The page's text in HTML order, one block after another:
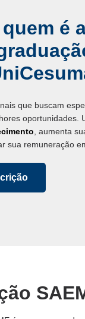
é
que buscam
oportunidades.
, aumenta
sua remuneração